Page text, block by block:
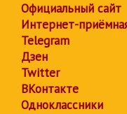
Официальный сайт
Интернет-
Telegram
Дзен
Twitter
ВКонтакте
Одноклассники